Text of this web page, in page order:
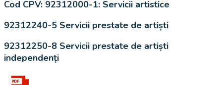
Cod CPV: 92312000-1: Servicii artistice
92312240-5 Servicii prestate de artiști
92312250-8 Servicii prestate de artiști
independenți